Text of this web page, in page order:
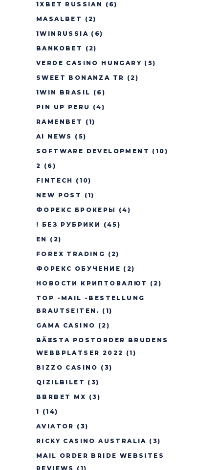
1XBET RUSSIAN
(6)
MASALBET
(2)
1WINRUSSIA (6)
BANKOBET
(2)
VERDE CASINO HUNGARY (5)
SWEET BONANZA TR (2)
1WIN BRASIL (6)
PIN UP PERU
(4)
RAMENBET
(1)
AI NEWS
(5)
SOFTWARE DEVELOPMENT (10)
2 (6)
FINTECH
(10)
NEW POST
(1)
ФОРЕКС БРОКЕРЫ
(4)
! БЕЗ РУБРИКИ
(45)
EN
(2)
FOREX TRADING (2)
ФОРЕКС ОБУЧЕНИЕ (2)
НОВОСТИ КРИПТОВАЛЮТ
(2)
TOP -MAIL -BESTELLUNG
BRAUTSEITEN. (1)
GAMA CASINO (2)
BÃ¤STA POSTORDER BRUDENS
WEBBPLATSER 2022 (1)
BIZZO CASINO (3)
QIZILBILET (3)
BBRBET MX (3)
1 (14)
AVIATOR (3)
RICKY CASINO AUSTRALIA (3)
MAIL ORDER BRIDE WEBSITES
REVIEWS
(1)